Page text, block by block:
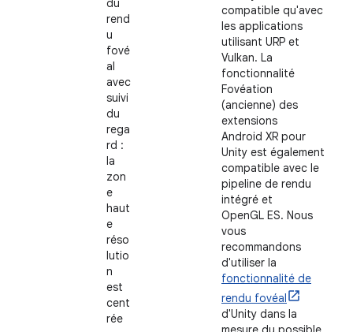
du
rend
u
fové
al
avec
suivi
du
rega
rd :
la
zon
e
haut
e
réso
lutio
n
est
cent
rée
compatible qu'avec
les applications
utilisant URP et
Vulkan. La
fonctionnalité
Fovéation
(ancienne) des
extensions
Android XR pour
Unity est également
compatible avec le
pipeline de rendu
intégré et
OpenGL ES. Nous
vous
recommandons
d'utiliser la
fonctionnalité de
rendu fovéal
d'Unity dans la